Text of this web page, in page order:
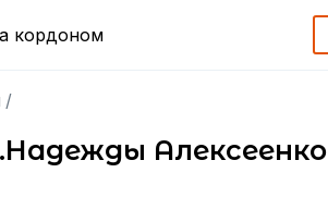
кордоном
/
Алексеенко